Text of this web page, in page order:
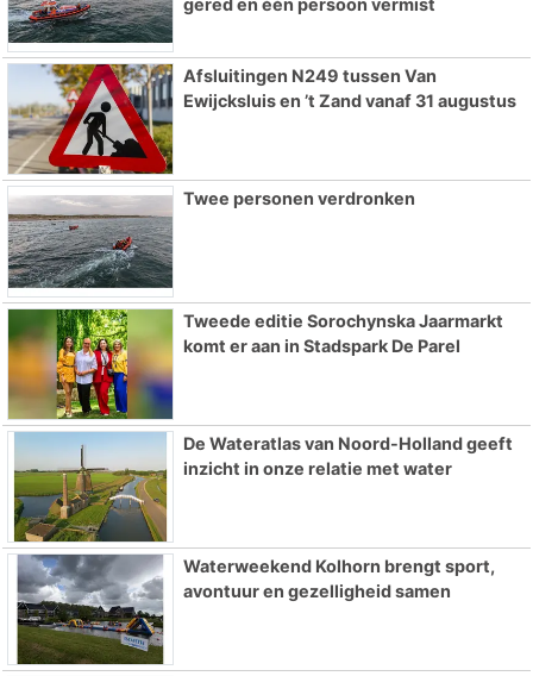
Afsluitingen N249 tussen Van
Ewijcksluis en ’t Zand vanaf 31 augustus
Twee personen verdronken
Tweede editie Sorochynska Jaarmarkt
komt er aan in Stadspark De Parel
De Wateratlas van Noord-Holland geeft
inzicht in onze relatie met water
Waterweekend Kolhorn brengt sport,
avontuur en gezelligheid samen